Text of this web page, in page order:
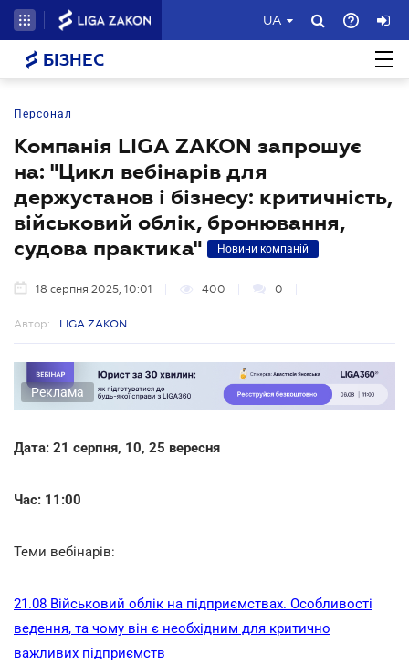
UA
БІЗНЕС
Персонал
Компанія LIGA ZAKON запрошує
на: "Цикл вебінарів для
держустанов і бізнесу: критичність,
військовий облік, бронювання,
судова практика"
Новини компаній
18 серпня 2025, 10:01 400 0
Автор: LIGA ZAKON
Реклама
Дата: 21 серпня, 10, 25 вересня
Час: 11:00
Теми вебінарів:
21.08 Військовий облік на підприємствах. Особливості
ведення, та чому він є необхідним для критично
важливих підприємств